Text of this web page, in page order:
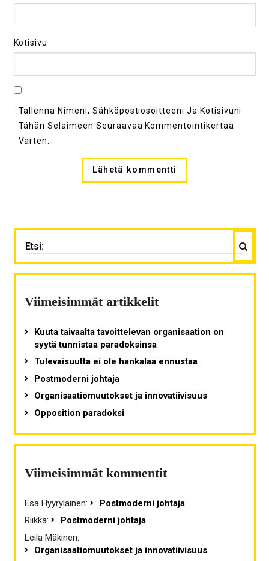
Kotisivu
Tallenna Nimeni, Sähköpostiosoitteeni Ja Kotisivuni
Tähän Selaimeen Seuraavaa Kommentointikertaa
Varten.
Haku
Viimeisimmät artikkelit
Kuuta taivaalta tavoittelevan organisaation on
syytä tunnistaa paradoksinsa
Tulevaisuutta ei ole hankalaa ennustaa
Postmoderni johtaja
Organisaatiomuutokset ja innovatiivisuus
Opposition paradoksi
Viimeisimmät kommentit
Esa Hyyryläinen:
Postmoderni johtaja
Riikka:
Postmoderni johtaja
Leila Mäkinen:
Organisaatiomuutokset ja innovatiivisuus